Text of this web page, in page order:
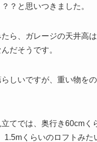
？と思いつきました。
ら、ガレージの天井高
だそうです。
らしいですが、重い物を
てでは、奥行き60cm
1.5mくらいのロフトみた